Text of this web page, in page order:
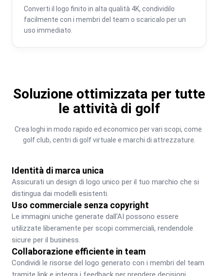
Converti il logo finito in alta qualità 4K, condividilo
facilmente con i membri del team o scaricalo per un
uso immediato.
Soluzione ottimizzata per tutte
le attività di golf
Crea loghi in modo rapido ed economico per vari scopi, come
golf club, centri di golf virtuale e marchi di attrezzature.
Identità di marca unica
Assicurati un design di logo unico per il tuo marchio che si
distingua dai modelli esistenti.
Uso commerciale senza copyright
Le immagini uniche generate dall'AI possono essere
utilizzate liberamente per scopi commerciali, rendendole
sicure per il business.
Collaborazione efficiente in team
Condividi le risorse del logo generato con i membri del team